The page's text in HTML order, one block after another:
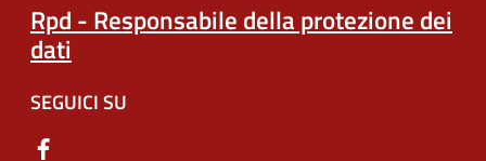
Rpd - Responsabile della protezione dei
dati
SEGUICI SU